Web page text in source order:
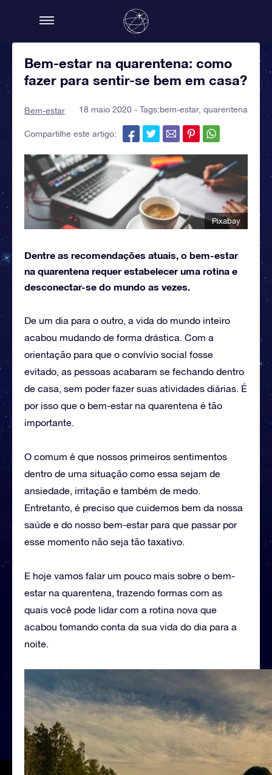
Bem-estar na quarentena: como
fazer para sentir-se bem em casa?
Bem-estar 18 maio 2020 - Tags:bem-estar, quarentena
Compartilhe este artigo:
Pixabay
Dentre as recomendações atuais, o bem-estar
na quarentena requer estabelecer uma rotina e
desconectar-se do mundo as vezes.
De um dia para o outro, a vida do mundo inteiro
acabou mudando de forma drástica. Com a
orientação para que o convívio social fosse
evitado, as pessoas acabaram se fechando dentro
de casa, sem poder fazer suas atividades diárias. É
por isso que o bem-estar na quarentena é tão
importante.
O comum é que nossos primeiros sentimentos
dentro de uma situação como essa sejam de
ansiedade, irritação e também de medo.
Entretanto, é preciso que cuidemos bem da nossa
saúde e do nosso bem-estar para que passar por
esse momento não seja tão taxativo.
E hoje vamos falar um pouco mais sobre o bem-
estar na quarentena, trazendo formas com as
quais você pode lidar com a rotina nova que
acabou tomando conta da sua vida do dia para a
noite.